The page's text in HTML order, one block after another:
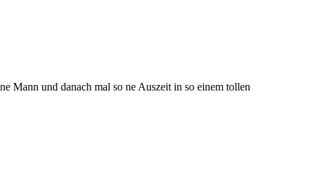
Mann und danach mal so ne Auszeit in so einem tollen